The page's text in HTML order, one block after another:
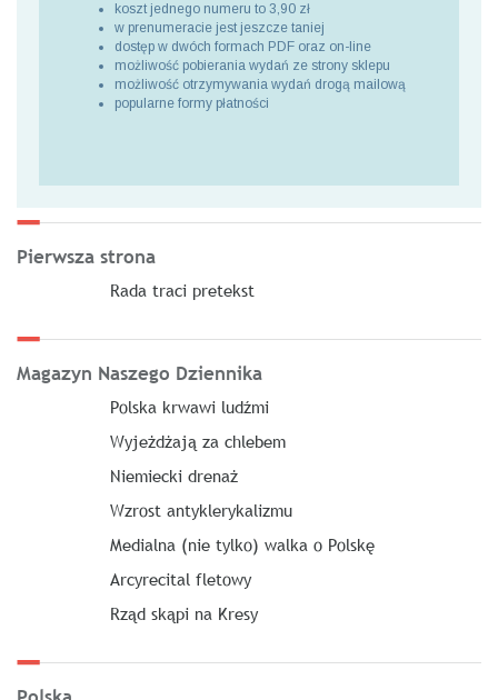
koszt jednego numeru to 3,90 zł
w prenumeracie jest jeszcze taniej
dostęp w dwóch formach PDF oraz on-line
możliwość pobierania wydań ze strony sklepu
możliwość otrzymywania wydań drogą mailową
popularne formy płatności
Pierwsza strona
Rada traci pretekst
Magazyn Naszego Dziennika
Polska krwawi ludźmi
Wyjeżdżają za chlebem
Niemiecki drenaż
Wzrost antyklerykalizmu
Medialna (nie tylko) walka o Polskę
Arcyrecital fletowy
Rząd skąpi na Kresy